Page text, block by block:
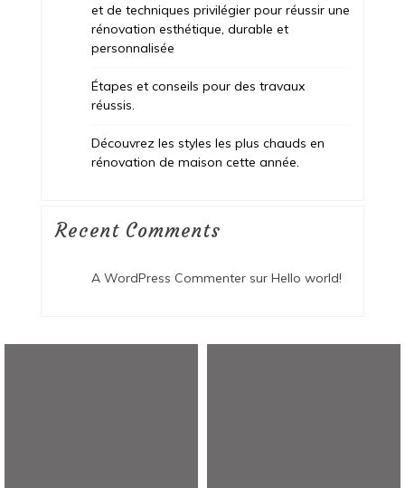
et de techniques privilégier pour réussir une
rénovation esthétique, durable et
personnalisée
Étapes et conseils pour des travaux
réussis.
Découvrez les styles les plus chauds en
rénovation de maison cette année.
Recent Comments
A WordPress Commentersur Hello world!